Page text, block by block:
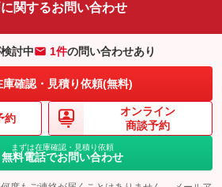
関するお問い合わせ
討中 1件の問い合わせあり
庫確認・見積り依頼(無料)
約
オンライン
商談予約
まずは在庫確認・見積り依頼
無料電話でお問い合わせ